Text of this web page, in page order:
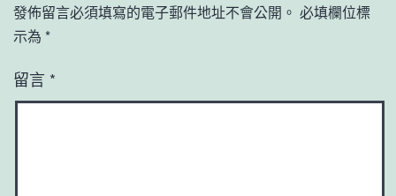
發佈留言必須填寫的電子郵件地址不會公開。 必填欄位標
示為 *
留言 *